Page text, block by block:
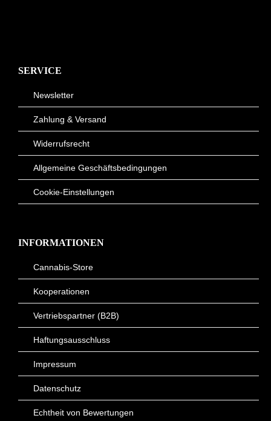
SERVICE
Newsletter
Zahlung & Versand
Widerrufsrecht
Allgemeine Geschäftsbedingungen
Cookie-Einstellungen
INFORMATIONEN
Cannabis-Store
Kooperationen
Vertriebspartner (B2B)
Haftungsausschluss
Impressum
Datenschutz
Echtheit von Bewertungen